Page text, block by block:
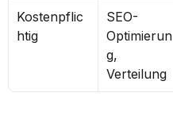
Kostenpflic
htig
SEO-
Optimierun
g,
Verteilung